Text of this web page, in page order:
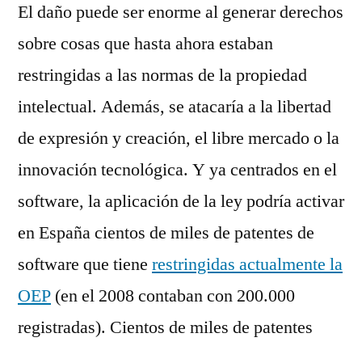
El daño puede ser enorme al generar derechos
sobre cosas que hasta ahora estaban
restringidas a las normas de la propiedad
intelectual. Además, se atacaría a la libertad
de expresión y creación, el libre mercado o la
innovación tecnológica. Y ya centrados en el
software, la aplicación de la ley podría activar
en España cientos de miles de patentes de
software que tiene restringidas actualmente la
OEP (en el 2008 contaban con 200.000
registradas). Cientos de miles de patentes